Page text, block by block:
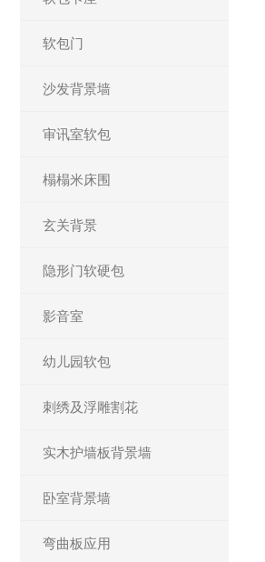
软包门
沙发背景墙
审讯室软包
榻榻米床围
玄关背景
隐形门软硬包
影音室
幼儿园软包
刺绣及浮雕割花
实木护墙板背景墙
卧室背景墙
弯曲板应用